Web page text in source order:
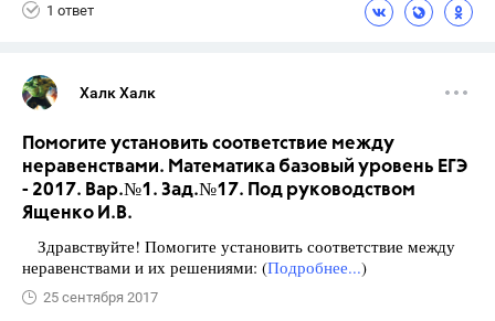
1 ответ
Халк Халк
Помогите установить соответствие между
неравенствами. Математика базовый уровень ЕГЭ
- 2017. Вар.№1. Зад.№17. Под руководством
Ященко И.В.
Здравствуйте! Помогите установить соответствие между
неравенствами и их решениями: (Подробнее...)
25 сентября 2017